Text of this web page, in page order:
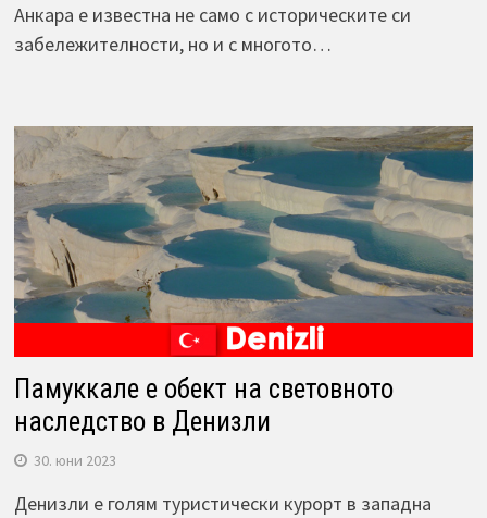
Анкара е известна не само с историческите си
забележителности, но и с многото…
Памуккале е обект на световното
наследство в Денизли
30. юни 2023
Денизли е голям туристически курорт в западна